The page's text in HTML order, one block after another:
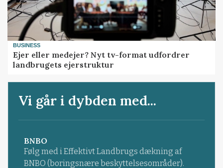
BUSINESS
Ejer eller medejer? Nyt tv-format udfordrer
landbrugets ejerstruktur
Vi går i dybden med...
BNBO
Følg med i Effektivt Landbrugs dækning af
BNBO (boringsnære beskyttelsesområder).